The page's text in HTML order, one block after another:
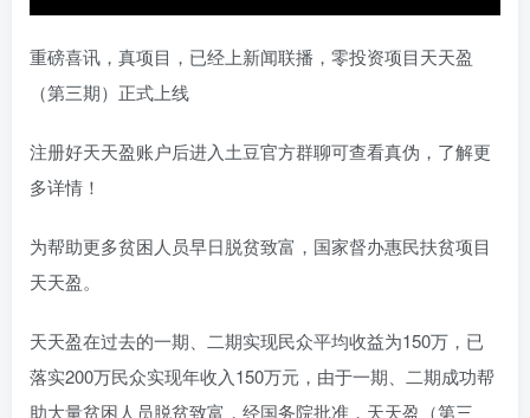
重磅喜讯，真项目，已经上新闻联播，零投资项目天天盈
（第三期）正式上线
注册好天天盈账户后进入土豆官方群聊可查看真伪，了解更
多详情！
为帮助更多贫困人员早日脱贫致富，国家督办惠民扶贫项目
天天盈。
天天盈在过去的一期、二期实现民众平均收益为150万，已
落实200万民众实现年收入150万元，由于一期、二期成功帮
助大量贫困人员脱贫致富，经国务院批准，天天盈（第三